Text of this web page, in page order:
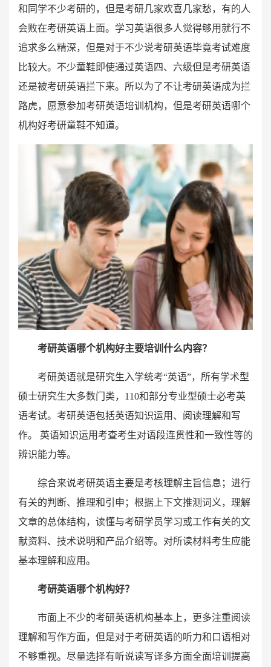
和同学不少考研的，但是考研几家欢喜几家愁，有的人
会败在考研英语上面。学习英语很多人觉得够用就行不
追求多么精深，但是对于不少说考研英语毕竟考试难度
比较大。不少童鞋即使通过英语四、六级但是考研英语
还是被考研英语拦下来。所以为了不让考研英语成为拦
路虎，愿意参加考研英语培训机构，但是考研英语哪个
机构好考研童鞋不知道。
考研英语哪个机构好主要培训什么内容？
考研英语就是研究生入学统考“英语”，所有学术型
硕士研究生大多数门类，110和部分专业型硕士必考英
语考试。考研英语包括英语知识运用、阅读理解和写
作。 英语知识运用考查考生对语段连贯性和一致性等的
辨识能力等。
综合来说考研英语主要是考核理解主旨信息；进行
有关的判断、推理和引申；根据上下文推测词义，理解
文章的总体结构，读懂与考研学员学习或工作有关的文
献资料、技术说明和产品介绍等。对所读材料考生应能
基本理解和应用。
考研英语哪个机构好？
市面上不少的考研英语机构基本上，更多注重阅读
理解和写作方面，但是对于考研英语的听力和口语相对
不够重视。尽量选择有听说读写译多方面全面培训提高